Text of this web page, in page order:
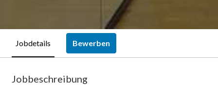
Jobdetails Bewerben
Jobbeschreibung